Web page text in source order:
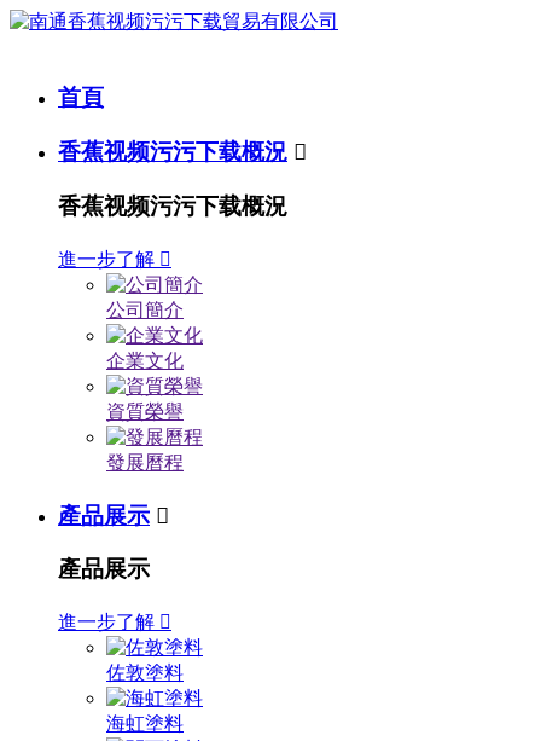
首頁
香蕉视频污污下载概況 
香蕉视频污污下载概況
進一步了解 
公司簡介
企業文化
資質榮譽
發展曆程
產品展示 
產品展示
進一步了解 
佐敦塗料
海虹塗料